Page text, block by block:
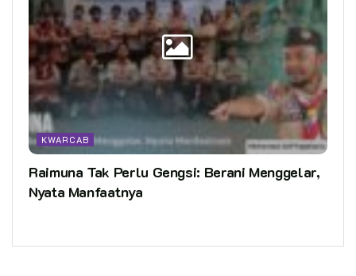
KWARCAB
Raimuna Tak Perlu Gengsi: Berani Menggelar,
Nyata Manfaatnya